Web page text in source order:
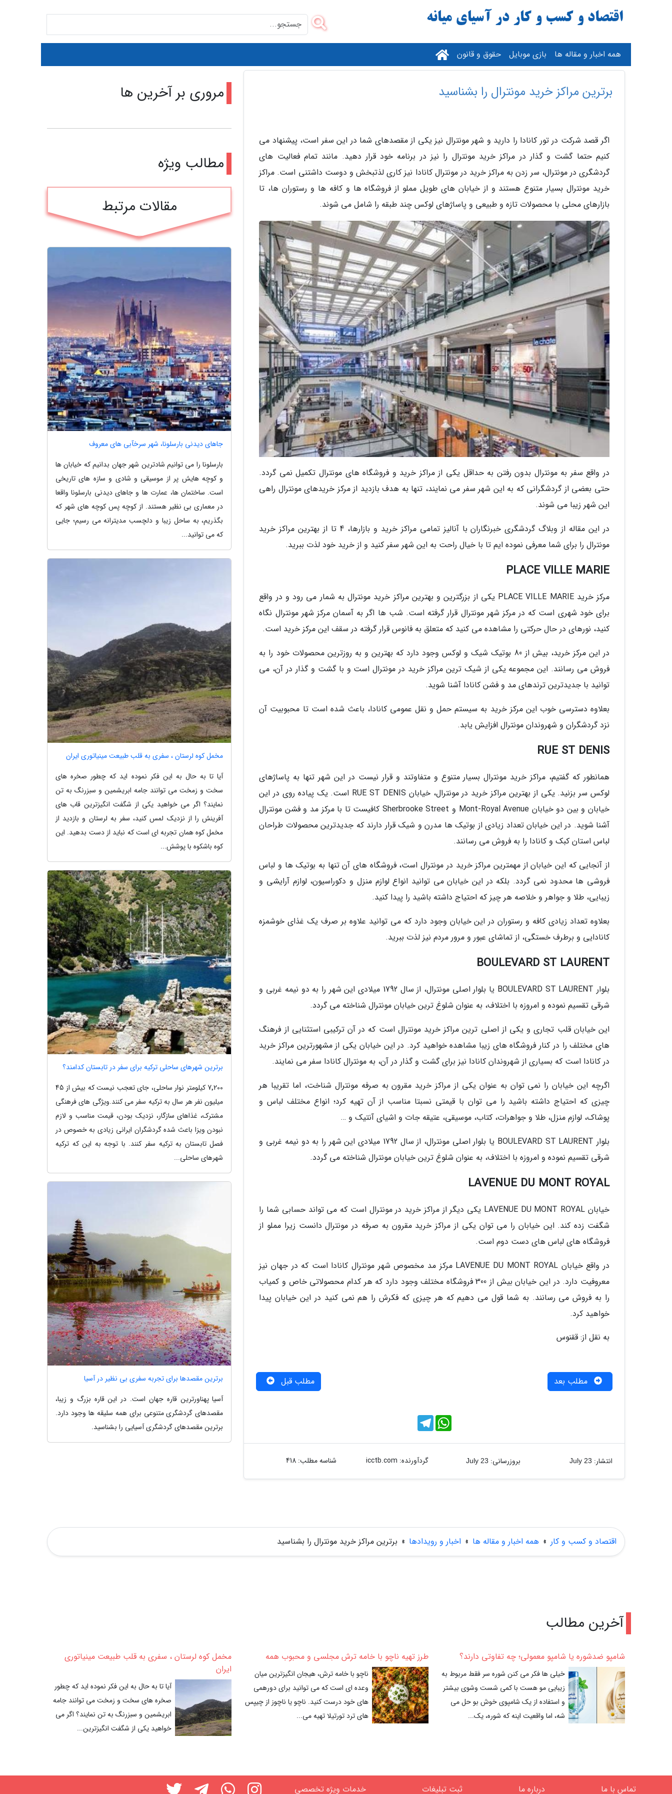
برترین مراکز خرید مونترال را بشناسید
اگر قصد شرکت در تور کانادا را دارید و شهر مونترال نیز یکی از مقصدهای شما در این سفر است، پیشنهاد می
کنیم حتما گشت و گذار در مراکز خرید مونترال را نیز در برنامه خود قرار دهید. مانند تمام فعالیت های
گردشگری در مونترال، سر زدن به مراکز خرید در مونترال کانادا نیز کاری لذتبخش و دوست داشتنی است. مراکز
خرید مونترال بسیار متنوع هستند و از خیابان های طویل مملو از فروشگاه ها و کافه ها و رستوران ها، تا
بازارهای محلی با محصولات تازه و طبیعی و پاساژهای لوکس چند طبقه را شامل می شوند.
در واقع سفر به مونترال بدون رفتن به حداقل یکی از مراکز خرید و فروشگاه های مونترال تکمیل نمی گردد.
حتی بعضی از گردشگرانی که به این شهر سفر می نمایند، تنها به هدف بازدید از مرکز خریدهای مونترال راهی
این شهر زیبا می شوند.
در این مقاله از وبلاگ گردشگری خبرنگاران با آنالیز تمامی مراکز خرید و بازارها، 4 تا از بهترین مراکز خرید
مونترال را برای شما معرفی نموده ایم تا با خیال راحت به این شهر سفر کنید و از خرید خود لذت ببرید.
PLACE VILLE MARIE
مرکز خرید PLACE VILLE MARIE یکی از بزرگترین و بهترین مراکز خرید مونترال به شمار می رود و در واقع
برای خود شهری است که در مرکز شهر مونترال قرار گرفته است. شب ها اگر به آسمان مرکز شهر مونترال نگاه
کنید، نورهای در حال حرکتی را مشاهده می کنید که متعلق به فانوس قرار گرفته در سقف این مرکز خرید است.
در این مرکز خرید، بیش از 80 بوتیک شیک و لوکس وجود دارد که بهترین و به روزترین محصولات خود را به
فروش می رسانند. این مجموعه یکی از شیک ترین مراکز خرید در مونترال است و با گشت و گذار در آن، می
توانید با جدیدترین ترندهای مد و فشن کانادا آشنا شوید.
بعلاوه دسترسی خوب این مرکز خرید به سیستم حمل و نقل عمومی کانادا، باعث شده است تا محبوبیت آن
نزد گردشگران و شهروندان مونترال افزایش یابد.
RUE ST DENIS
همانطور که گفتیم، مراکز خرید مونترال بسیار متنوع و متفاوتند و قرار نیست در این شهر تنها به پاساژهای
لوکس سر بزنید. یکی از بهترین مراکز خرید در مونترال، خیابان RUE ST DENIS است. یک پیاده روی در این
خیابان و بین دو خیابان Mont-Royal Avenue و Sherbrooke Street کافیست تا با مرکز مد و فشن مونترال
آشنا شوید. در این خیابان تعداد زیادی از بوتیک ها مدرن و شیک قرار دارند که جدیدترین محصولات طراحان
لباس استان کبک و کانادا را به فروش می رسانند.
از آنجایی که این خیابان از مهمترین مراکز خرید در مونترال است، فروشگاه های آن تنها به بوتیک ها و لباس
فروشی ها محدود نمی گردد. بلکه در این خیابان می توانید انواع لوازم منزل و دکوراسیون، لوازم آرایشی و
زیبایی، طلا و جواهر و خلاصه هر چیز که احتیاج داشته باشید را پیدا کنید.
بعلاوه تعداد زیادی کافه و رستوران در این خیابان وجود دارد که می توانید علاوه بر صرف یک غذای خوشمزه
کانادایی و برطرف خستگی، از تماشای عبور و مرور مردم نیز لذت ببرید.
BOULEVARD ST LAURENT
بلوار BOULEVARD ST LAURENT یا بلوار اصلی مونترال، از سال 1792 میلادی این شهر را به دو نیمه غربی و
شرقی تقسیم نموده و امروزه با اختلاف، به عنوان شلوغ ترین خیابان مونترال شناخته می گردد.
این خیابان قلب تجاری و یکی از اصلی ترین مراکز خرید مونترال است که در آن ترکیبی استثنایی از فرهنگ
های مختلف را در کنار فروشگاه های زیبا مشاهده خواهید کرد. در این خیابان یکی از مشهورترین مراکز خرید
در کانادا است که بسیاری از شهروندان کانادا نیز برای گشت و گذار در آن، به مونترال کانادا سفر می نمایند.
اگرچه این خیابان را نمی توان به عنوان یکی از مراکز خرید مقرون به صرفه مونترال شناخت، اما تقریبا هر
چیزی که احتیاج داشته باشید را می توان با قیمتی نسبتا مناسب از آن تهیه کرد؛ انواع مختلف لباس و
پوشاک، لوازم منزل، طلا و جواهرات، کتاب، موسیقی، عتیقه جات و اشیای آنتیک و …
بلوار BOULEVARD ST LAURENT یا بلوار اصلی مونترال، از سال 1792 میلادی این شهر را به دو نیمه غربی و
شرقی تقسیم نموده و امروزه با اختلاف، به عنوان شلوغ ترین خیابان مونترال شناخته می گردد.
LAVENUE DU MONT ROYAL
خیابان LAVENUE DU MONT ROYAL یکی دیگر از مراکز خرید در مونترال است که می تواند حسابی شما را
شگفت زده کند. این خیابان را می توان یکی از مراکز خرید مقرون به صرفه در مونترال دانست زیرا مملو از
فروشگاه های لباس های دست دوم است.
در واقع خیابان LAVENUE DU MONT ROYAL مرکز مد مخصوص شهر مونترال کانادا است که در جهان نیز
معروفیت دارد. در این خیابان بیش از 300 فروشگاه مختلف وجود دارد که هر کدام محصولاتی خاص و کمیاب
را به فروش می رسانند. به شما قول می دهیم که هر چیزی که فکرش را هم نمی کنید در این خیابان پیدا
خواهید کرد.
به نقل از: ققنوس
مطلب بعد مطلب قبل
T
e
l
e
W
h
a
t
انتشار: July 23 بروزرسانی: July 23 گردآورنده: icctb.com شناسه مطلب: 418
مروری بر آخرین ها
مطالب ویژه
مقالات مرتبط
جاهای دیدنی بارسلونا، شهر سرخآبی های معروف
بارسلونا را می توانیم شادترین شهر جهان بدانیم که خیابان ها
و کوچه هایش پر از موسیقی و شادی و سازه های تاریخی
است. ساختمان ها، عمارت ها و جاهای دیدنی بارسلونا واقعا
در معماری بی نظیر هستند. از کوچه پس کوچه های شهر که
بگذریم، به ساحل زیبا و دلچسب مدیترانه می رسیم؛ جایی
که می توانید...
مخمل کوه لرستان ، سفری به قلب طبیعت مینیاتوری ایران
آیا تا به حال به این فکر نموده اید که چطور صخره های
سخت و زمخت می توانند جامه ابریشمین و سبزرنگ به تن
نمایند؟ اگر می خواهید یکی از شگفت انگیزترین قاب های
آفرینش را از نزدیک لمس کنید، سفر به لرستان و بازدید از
مخمل کوه همان تجربه ای است که نباید از دست بدهید. این
کوه باشکوه با پوشش...
برترین شهرهای ساحلی ترکیه برای سفر در تابستان کدامند؟
7٬200 کیلومتر نوار ساحلی، جای تعجب نیست که بیش از 45
میلیون نفر هر سال به ترکیه سفر می کنند.ویژگی های فرهنگی
مشترک، غذاهای سازگار، نزدیک بودن، قیمت مناسب و لازم
نبودن ویزا باعث شده گردشگران ایرانی زیادی به خصوص در
فصل تابستان به ترکیه سفر کنند. با توجه به این که ترکیه
شهرهای ساحلی...
برترین مقصدها برای تجربه سفری بی نظیر در آسیا
آسیا پهناورترین قاره جهان است. در این قاره بزرگ و زیبا،
مقصدهای گردشگری متنوعی برای همه سلیقه ها وجود دارد.
برترین مقصدهای گردشگری آسیایی را بشناسید.
اقتصاد و کسب و کار » همه اخبار و مقاله ها » اخبار و رویدادها » برترین مراکز خرید مونترال را بشناسید
همه اخبار و مقاله ها بازی موبایل حقوق و قانون
آخرین مطالب
شامپو ضدشوره یا شامپو معمولی؛ چه تفاوتی دارند؟
خیلی ها فکر می کنن شوره سر فقط مربوط به
زیبایی مو هست با کمی شست وشوی بیشتر
و استفاده از یک شامپوی خوش بو حل می
شه، اما واقعیت اینه که شوره، یک...
طرز تهیه ناچو با خامه ترش مجلسی و محبوب همه
ناچو با خامه ترش، هیجان انگیزترین میان
وعده ای است که می توانید برای دورهمی
های خود درست کنید. ناچو یا ناچوز از چیپس
های ترد تورتیلا تهیه می...
مخمل کوه لرستان ، سفری به قلب طبیعت مینیاتوری
ایران
آیا تا به حال به این فکر نموده اید که چطور
صخره های سخت و زمخت می توانند جامه
ابریشمین و سبزرنگ به تن نمایند؟ اگر می
خواهید یکی از شگفت انگیزترین...
تماس با ما درباره ما ثبت تبلیغات خدمات ویژه تخصصی